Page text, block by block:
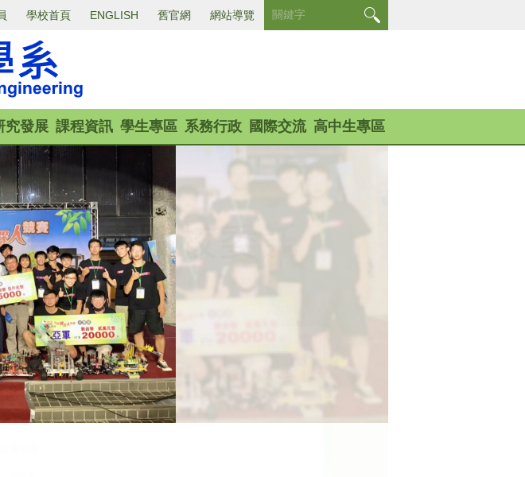
學校首頁 ENGLISH 舊官網 網站導覽
究發展 課程資訊 學生專區 系務行政 國際交流 高中生專區